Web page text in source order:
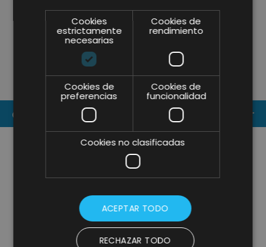
TRENDING TALKS DE FIN DE
CURSO: DESAFIANDO LOS
LÍMITES DIGITALES Y
CELEBRANDO EL TALENTO DE
LIFTING GROUP EN NUESTRO
EVENTO DE VERANO
CONTACT US
Cookies
estrictamente
necesarias
Cookies de
rendimiento
Cookies de
preferencias
Cookies de
funcionalidad
Cookies no clasificadas
ACEPTAR TODO
RECHAZAR TODO